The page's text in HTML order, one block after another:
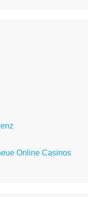
Online Casinos